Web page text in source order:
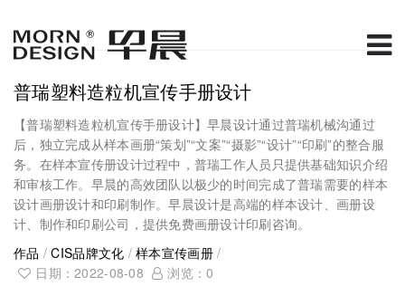
普瑞塑料造粒机宣传手册设计
【普瑞塑料造粒机宣传手册设计】早晨设计通过普瑞机械沟通过
后，独立完成从样本画册“策划”“文案”“摄影”“设计”“印刷”的整合服
务。在样本宣传册设计过程中，普瑞工作人员只提供基础知识介绍
和审核工作。早晨的高效团队以极少的时间完成了普瑞需要的样本
设计画册设计和印刷制作。早晨设计是高端的样本设计、画册设
计、制作和印刷公司，提供免费画册设计印刷咨询。
作品 /CIS品牌文化 /样本宣传画册/
日期：2022-08-08
浏览：0